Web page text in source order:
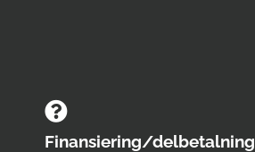
Finansiering/delbetalning